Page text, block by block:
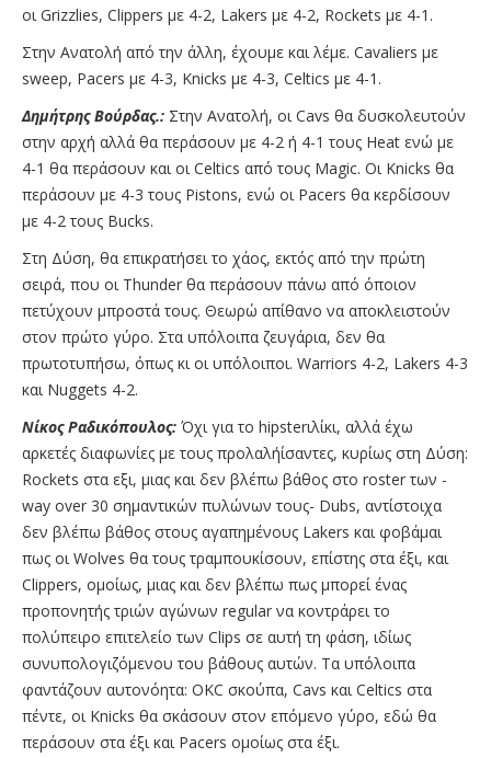
οι Grizzlies, Clippers με 4-2, Lakers με 4-2, Rockets με 4-1.
Στην Ανατολή από την άλλη, έχουμε και λέμε. Cavaliers με
sweep, Pacers με 4-3, Knicks με 4-3, Celtics με 4-1.
Δημήτρης Βούρδας.: Στην Ανατολή, οι Cavs θα δυσκολευτούν
στην αρχή αλλά θα περάσουν με 4-2 ή 4-1 τους Heat ενώ με
4-1 θα περάσουν και οι Celtics από τους Magic. Οι Knicks θα
περάσουν με 4-3 τους Pistons, ενώ οι Pacers θα κερδίσουν
με 4-2 τους Bucks.
Στη Δύση, θα επικρατήσει το χάος, εκτός από την πρώτη
σειρά, που οι Thunder θα περάσουν πάνω από όποιον
πετύχουν μπροστά τους. Θεωρώ απίθανο να αποκλειστούν
στον πρώτο γύρο. Στα υπόλοιπα ζευγάρια, δεν θα
πρωτοτυπήσω, όπως κι οι υπόλοιποι. Warriors 4-2, Lakers 4-3
και Nuggets 4-2.
Νίκος Ραδικόπουλος: Όχι για το hipsterιλίκι, αλλά έχω
αρκετές διαφωνίες με τους προλαλήίσαντες, κυρίως στη Δύση:
Rockets στα εξι, μιας και δεν βλέπω βάθος στο roster των -
way over 30 σημαντικών πυλώνων τους- Dubs, αντίστοιχα
δεν βλέπω βάθος στους αγαπημένους Lakers και φοβάμαι
πως οι Wolves θα τους τραμπουκίσουν, επίστης στα έξι, και
Clippers, ομοίως, μιας και δεν βλέπω πως μπορεί ένας
προπονητής τριών αγώνων regular να κοντράρει το
πολύπειρο επιτελείο των Clips σε αυτή τη φάση, ιδίως
συνυπολογιζόμενου του βάθους αυτών. Τα υπόλοιπα
φαντάζουν αυτονόητα: OKC σκούπα, Cavs και Celtics στα
πέντε, οι Knicks θα σκάσουν στον επόμενο γύρο, εδώ θα
περάσουν στα έξι και Pacers ομοίως στα έξι.